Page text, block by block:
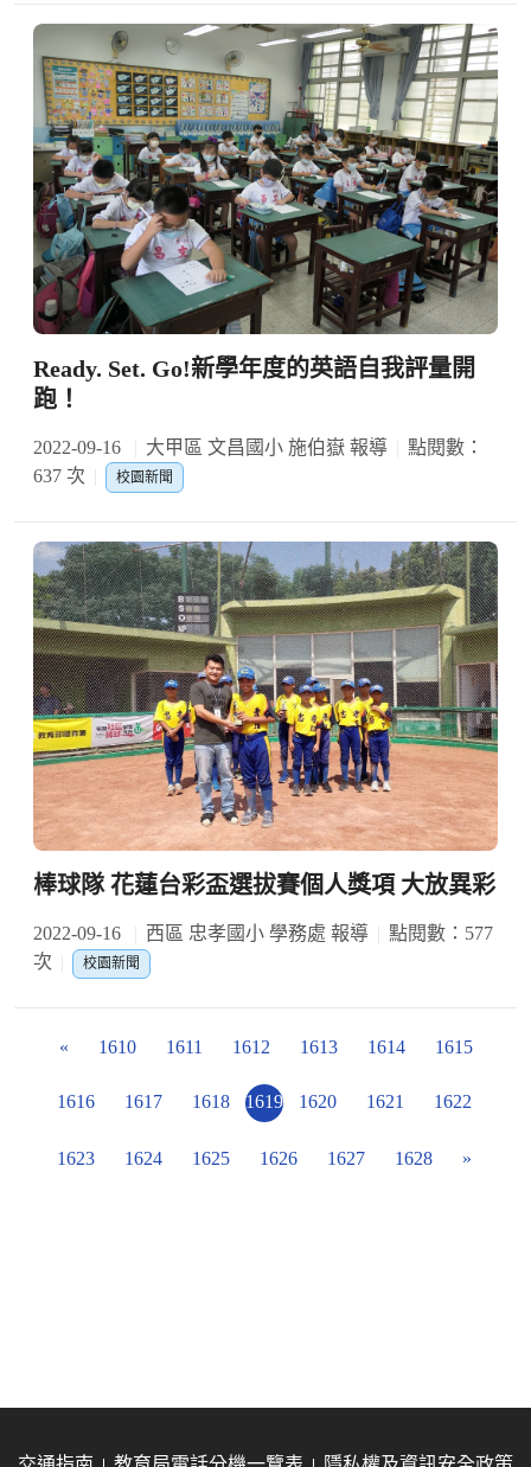
Ready. Set. Go!新學年度的英語自我評量開
跑！
2022-09-16 大甲區 文昌國小 施伯嶽 報導
點閱數：
637 次
校園新聞
棒球隊 花蓮台彩盃選拔賽個人獎項 大放異彩
2022-09-16 西區 忠孝國小 學務處 報導
點閱數：577
次
校園新聞
« 1610 1611 1612 1613 1614 1615
1616 1617 1618 1619 1620 1621 1622
1623 1624 1625 1626 1627 1628 »